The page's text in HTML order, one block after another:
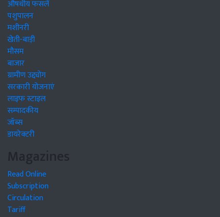
औषधीय फसलें
पशुपालन
मशीनरी
खेती-बाड़ी
मौसम
बाजार
ग्रामीण उद्द्योग
सरकारी योजनाएं
लाइफ स्टाइल
सम्पादकीय
जॉब्स
डायरेक्टरी
Magazines
Read Online
Subscription
Circulation
Tariff